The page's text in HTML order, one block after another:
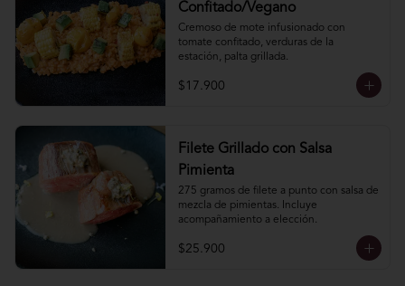
Confitado/Vegano
Cremoso de mote infusionado con
tomate confitado, verduras de la
estación, palta grillada.
$17.900
Filete Grillado con Salsa
Pimienta
275 gramos de filete a punto con salsa de
mezcla de pimientas. Incluye
acompañamiento a elección.
$25.900